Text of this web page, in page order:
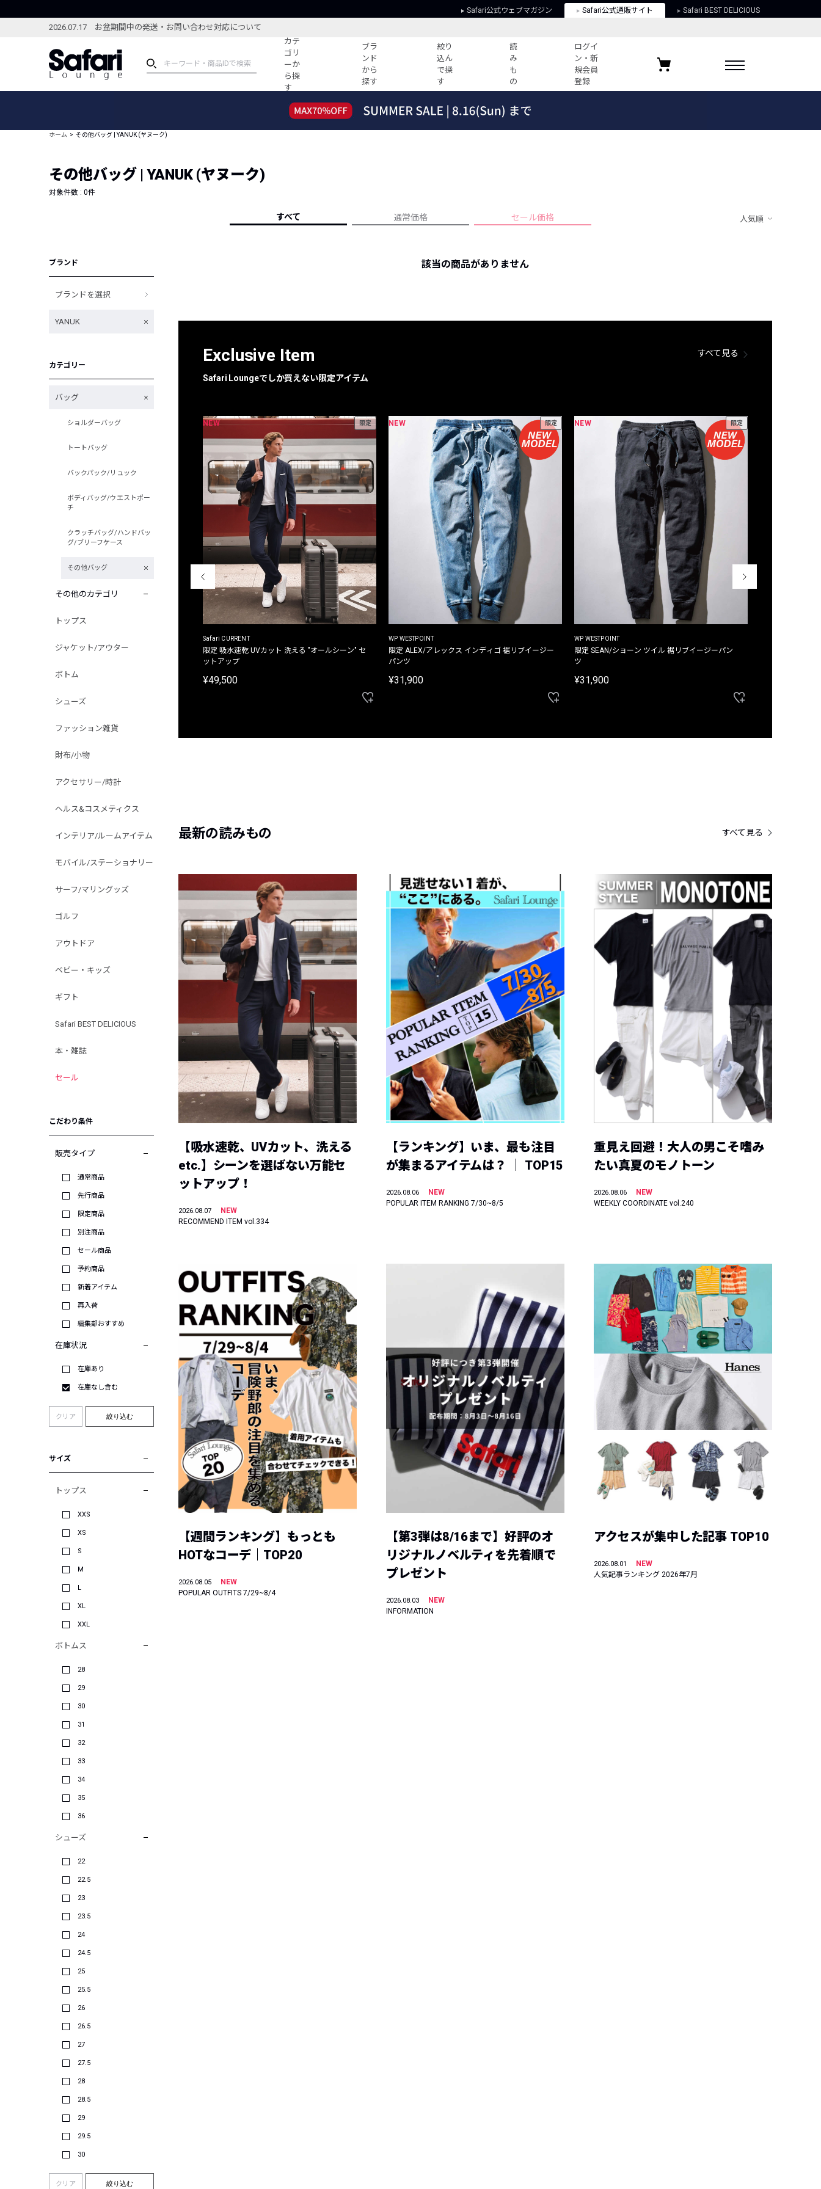
Safari公式ウェブマガジン Safari公式通販サイト Safari BEST DELICIOUS
2026.07.17 お盆期間中の発送・お問い合わせ対応について
カテ
ゴリ
ーか
ら探
す
ブラ
ンド
から
探す
絞り
込ん
で探
す
読
み
も
の
ログイ
ン・新
規会員
登録
ブランドから探す
新着アイテム
編集部のおすすめアイテム
コーディネート
すべての記事
人気記事ランキング
フォーカスブランド
プライバシーポリシー
お気に入りブランド
ホーム その他バッグ | YANUK (ヤヌーク)
その他バッグ | YANUK (ヤヌーク)
対象件数 : 0件
すべて 通常価格 セール価格 人気順
ブランド
ブランドを選択
YANUK
カテゴリー
バッグ
ショルダーバッグ
トートバッグ
バックパック/リュック
ボディバッグ/ウエストポー
チ
クラッチバッグ/ハンドバッ
グ/ブリーフケース
その他バッグ
その他のカテゴリ
トップス
ジャケット/アウター
ボトム
シューズ
ファッション雑貨
財布/小物
アクセサリー/時計
ヘルス&コスメティクス
インテリア/ルームアイテム
モバイル/ステーショナリー
サーフ/マリングッズ
ゴルフ
アウトドア
ベビー・キッズ
ギフト
Safari BEST DELICIOUS
本・雑誌
セール
こだわり条件
販売タイプ
通常商品
先行商品
限定商品
別注商品
セール商品
予約商品
新着アイテム
再入荷
編集部おすすめ
在庫状況
在庫あり
在庫なし含む
クリア 絞り込む
サイズ
トップス
XXS
XS
S
M
L
XL
XXL
ボトムス
28
29
30
31
32
33
34
35
36
シューズ
22
22.5
23
23.5
24
24.5
25
25.5
26
26.5
27
27.5
28
28.5
29
29.5
30
クリア 絞り込む
該当の商品がありません
Exclusive Item
Safari Loungeでしか買えない限定アイテム
すべて見る
別注限定 フード付き チェックシャツジャケット
NEW 限定
Safari CURRENT
限定 吸水速乾 UVカット 洗える "オールシーン" セ
ットアップ
¥49,500
NEW 限定
WP WESTPOINT
限定 ALEX/アレックス インディゴ 裾リブイージー
パンツ
¥31,900
NEW 限定
WP WESTPOINT
限定 SEAN/ショーン ツイル 裾リブイージーパン
ツ
¥31,900
最新の読みもの すべて見る
【吸水速乾、UVカット、洗える
etc.】シーンを選ばない万能セ
ットアップ！
2026.08.07
NEW
RECOMMEND ITEM vol.334
【ランキング】いま、最も注目
が集まるアイテムは？ ｜ TOP15
2026.08.06
NEW
POPULAR ITEM RANKING 7/30~8/5
重見え回避！大人の男こそ嗜み
たい真夏のモノトーン
2026.08.06
NEW
WEEKLY COORDINATE vol.240
【週間ランキング】もっとも
HOTなコーデ｜TOP20
2026.08.05
NEW
POPULAR OUTFITS 7/29~8/4
【第3弾は8/16まで】好評のオ
リジナルノベルティを先着順で
プレゼント
2026.08.03
NEW
INFORMATION
アクセスが集中した記事 TOP10
2026.08.01
NEW
人気記事ランキング 2026年7月